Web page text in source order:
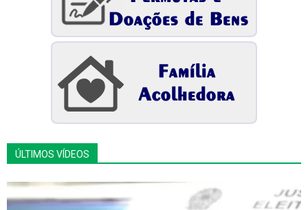
ÚLTIMOS VÍDEOS